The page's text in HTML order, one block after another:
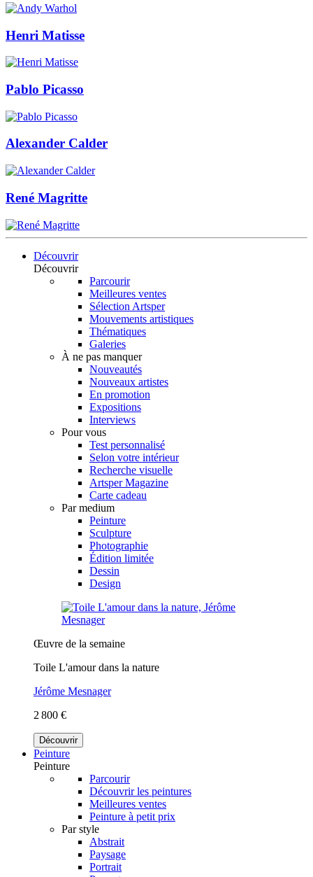
Henri Matisse
Pablo Picasso
Alexander Calder
René Magritte
Découvrir
Découvrir
Parcourir
Meilleures ventes
Sélection Artsper
Mouvements artistiques
Thématiques
Galeries
À ne pas manquer
Nouveautés
Nouveaux artistes
En promotion
Expositions
Interviews
Pour vous
Test personnalisé
Selon votre intérieur
Recherche visuelle
Artsper Magazine
Carte cadeau
Par medium
Peinture
Sculpture
Photographie
Édition limitée
Dessin
Design
Œuvre de la semaine
Toile L'amour dans la nature
Jérôme Mesnager
2 800 €
Découvrir
Peinture
Peinture
Parcourir
Découvrir les peintures
Meilleures ventes
Peinture à petit prix
Par style
Abstrait
Paysage
Portrait